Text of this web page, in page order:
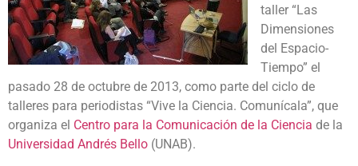
taller “Las
Dimensiones
del Espacio-
Tiempo” el
pasado 28 de octubre de 2013, como parte del ciclo de
talleres para periodistas “Vive la Ciencia. Comunícala”, que
organiza el Centro para la Comunicación de la Ciencia de la
Universidad Andrés Bello (UNAB).